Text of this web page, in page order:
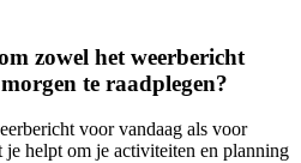
zowel het weerbericht
te raadplegen?
voor vandaag als voor
helpt om je activiteiten en planning